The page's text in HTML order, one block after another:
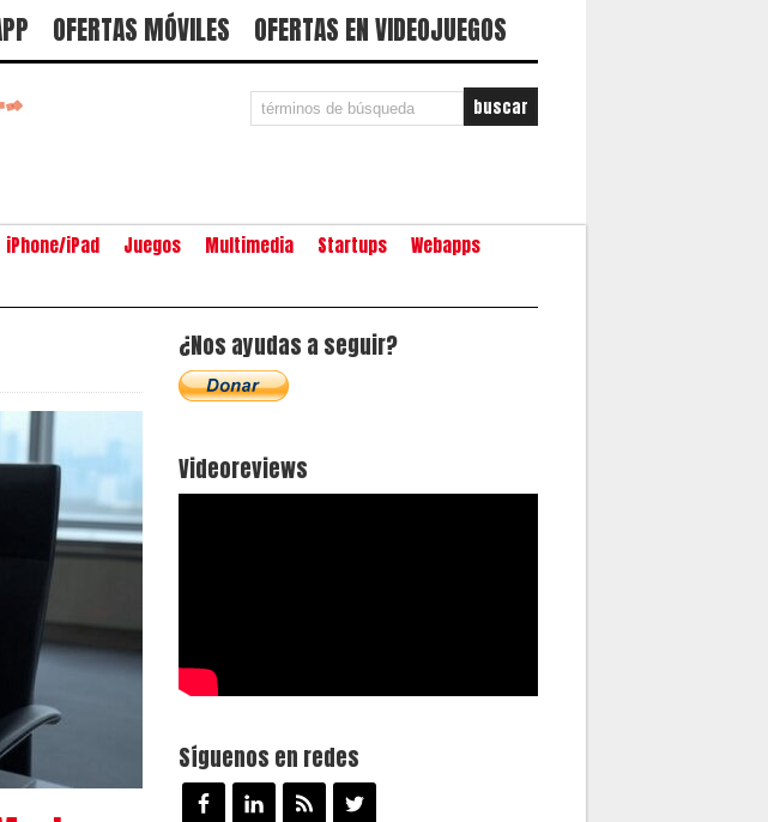
OFERTAS MÓVILES OFERTAS EN VIDEOJUEGOS
iPhone/iPad Juegos Multimedia Startups
Webapps
¿Nos ayudas a seguir?
Videoreviews
Síguenos en redes